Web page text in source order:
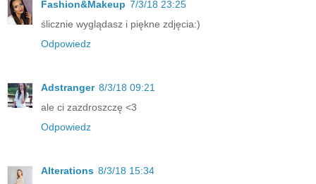
Fashion&Makeup 7/3/18 23:25
ślicznie wyglądasz i piękne zdjęcia:)
Odpowiedz
Adstranger 8/3/18 09:21
ale ci zazdroszczę <3
Odpowiedz
Alterations 8/3/18 15:34